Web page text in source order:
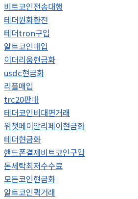
비트코인전송대행
테더원화환전
테더tron구입
알트코인매입
이더리움현금화
usdc현금화
리플매입
trc20판매
테더코인비대면거래
위챗페이알리페이현금화
테더현금화
핸드폰결제비트코인구입
돈세탁최저수수료
모든코인현금화
알트코인퀵거래